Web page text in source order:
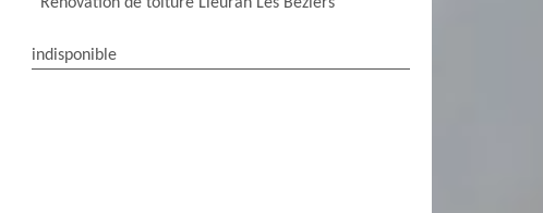
indisponible